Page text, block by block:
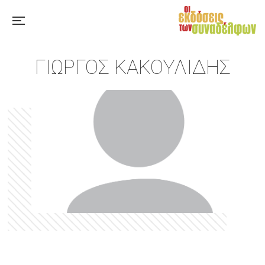
ΓΙΏΡΓΟΣ ΚΑΚΟΥΛΊΔΗΣ